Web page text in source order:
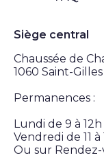
Siège central
Chaussée de
1060 Saint-Gilles
Permanences :
Lundi de 9 à 12h
Vendredi de 11 à
Ou sur